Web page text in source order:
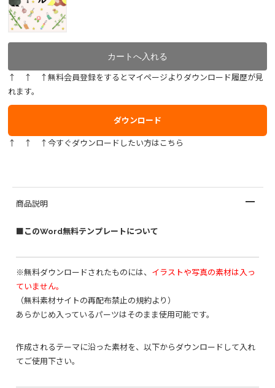
↑ ↑ ↑無料会員登録をするとマイページよりダウンロード履歴が見
れます。
ダウンロード
↑ ↑ ↑今すぐダウンロードしたい方はこちら
商品説明
■このWord無料テンプレートについて
※無料ダウンロードされたものには、 イラストや写真の素材は入っ
ていません。
（無料素材サイトの再配布禁止の規約より）
あらかじめ入っているパーツはそのまま使用可能です。
作成されるテーマに沿った素材を、以下からダウンロードして入れ
てご使用下さい。